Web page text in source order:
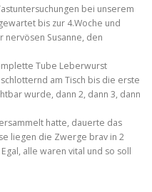
bei unserem
bis zur 4.Woche und
nervösen Susanne, den
Tube Leberwurst
am Tisch bis die erste
wurde, dann 2, dann 3, dann
hatte, dauerte das
liegen die Zwerge brav in 2
alle waren vital und so soll